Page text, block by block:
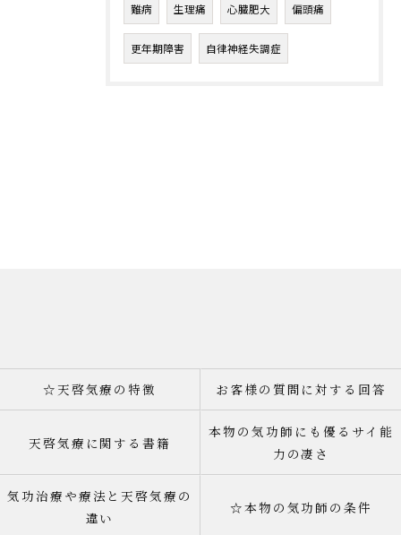
難病 生理痛 心臓肥大 偏頭痛
更年期障害 自律神経失調症
☆天啓気療の特徴 お客様の質問に対する回答
天啓気療に関する書籍
本物の気功師にも優るサイ能
力の凄さ
気功治療や療法と天啓気療の
違い
☆本物の気功師の条件